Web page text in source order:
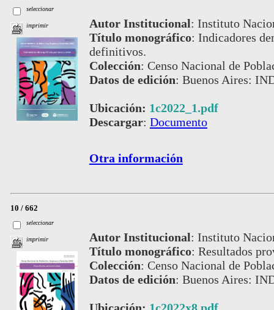
seleccionar
imprimir Autor Institucional: Instituto
Título monográfico: Indicadores
definitivos.
Colección: Censo Nacional de
Datos de edición: Buenos Aires:
Ubicación: 1c2022_1.pdf
Descargar: Documento
Otra información
10 / 662
seleccionar
imprimir Autor Institucional: Instituto
Título monográfico: Resultados
Colección: Censo Nacional de
Datos de edición: Buenos Aires: